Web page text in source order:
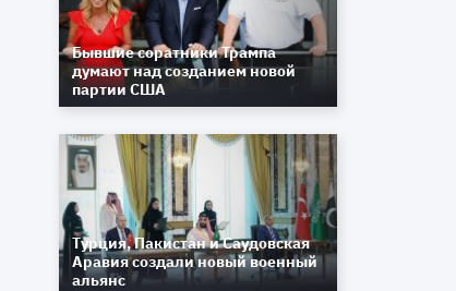
Бывшие соратники Трампа
думают над созданием новой
партии США
Турция, Пакистан и Саудовская
Аравия создали новый военный
альянс